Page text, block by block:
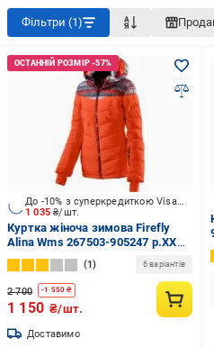
Фільтри (1)
1 035₴/шт.
До -10% з суперкредиткою Visa Вигода
Куртка жіноча зимова Firefly
Alina Wms 267503-905247 р.XXS
помаранчева
1 6 варіантів
2 700 -1 550 ₴
1 150 ₴/шт.
Доставимо